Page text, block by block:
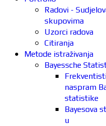
Radovi -
skupovima
Uzorci radova
Citiranja
Metode istraživanja
Bayessche
naspram
statistike
Bayesova
u